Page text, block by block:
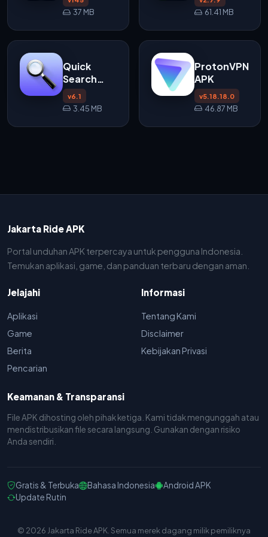
37 MB 61.41 MB
Quick
Search
Widget
APK v6.1
v6.1
3.45 MB
ProtonVPN
APK
v5.18.18.0
46.87 MB
Jakarta Ride APK
Portal unduhan APK terpercaya untuk pengguna Indonesia.
Temukan aplikasi, game, dan panduan terbaru dengan aman.
Jelajahi
Aplikasi
Game
Berita
Pencarian
Informasi
Tentang Kami
Disclaimer
Kebijakan Privasi
Keamanan & Transparansi
File APK dihosting oleh pihak ketiga. Kami tidak mengunggah atau
mendistribusikan file secara langsung. Gunakan dengan risiko
Anda sendiri.
Gratis & Terbuka Bahasa Indonesia
Android APK
Update Rutin
© 2026 Jakarta Ride APK. Semua merek dagang milik pemiliknya